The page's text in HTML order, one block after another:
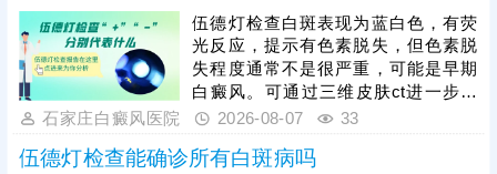
白癜风，正是治疗的黄金时期，抓早
期用药，对症治疗，白斑复色希望
大。
伍德灯检查白斑表现为蓝白色，有荧
光反应，提示有色素脱失，但色素脱
失程度通常不是很严重，可能是早期
白癜风。可通过三维皮肤ct进一步检
查，了解基底层黑色素细胞数目、生
学依据，准确分辨白斑时期和类型，
石家庄白癜风医院 2026-08-07 33
伍德灯检查能确诊所有白斑病吗